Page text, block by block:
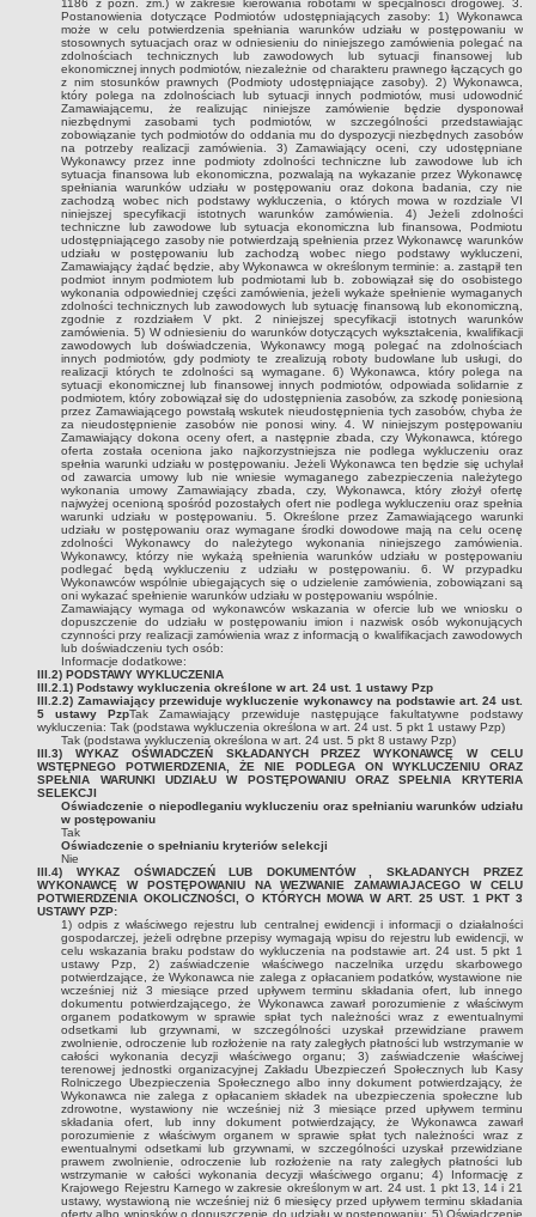
inwestycji celu publicznego
Działalność lobbingowa
Wniosek o wydanie warunków technicznych przyłączenia do sieci
wodociągowej/kanalizacyjnej
Wniosek o promesę przyłączenia do sieci
wodociągowej/kanalizacyjnej
Wniosek o dodatek węglowy
Zgłoszenie eksploatacji przydomowej oczyszczalni ścieków
Świadczenie pieniężne z tytułu pełnienia funkcji sołtysa
Deklaracja dotycząca źródeł ciepła i źródeł spalania paliw
Rolnictwo
Wniosek o przyznanie dotacji celowej na wymianę źródeł ciepła
P R Z E T A R G I
Plan postepowań o udzielenie zamówień
PRZETARGI UZP
Zapytania ofertowe
Przetargi - zbycie,dzierżawa,najem mienia komunalnego
Zamówienia Gminnego Ośrodka Pomocy Społecznej
PLANY, PROGRAMY DZIAŁANIA, REGULAMINY
Raporty o stanie gminy
Program profilaktyki i rozwiązywania problemów alkoholowych oraz
przeciwdziałania narkomanii
Strategia Rozwiązywania Problemów Społecznych na terenie Gminy
Rypin
Gminny Program Przeciwdziałania Przemocy w Rodzinie oraz
Ochrony Ofiar Przemocy w Rodzinie
Gminny Program Wspierania Rodziny na lata 2023 - 2025
Program współpracy Gminy Rypin z organizacjami pozarządowymi
oraz innymi podmiotami prowadzącymi działalność pożytku
publicznego
Regulamin utrzymania czystości i porządku na terenie gminy Rypin
Regulamin zasad i trybu nadawania i pozbawiania tytułów
,,Honorowy Obywatel Gminy Rypin' i ,,Zasłużony dla Gminy Rypin'
Regulamin dotowania demontażu i utylizacji materiałów
zawierających azbest z budynków na terenie Gminy Rypin ze
środków Gminnego Funduszu Ochrony Środowiska i Gospodarki
Wodnej
Zasady i tryb postępowania przy udzielaniu dotacji celowej osobom
fizycznym i wspólnotom mieszkaniowym nie prowadzącym
działalności gospodarczej na realizację zadań w zakresie
demontażu, transportu i unieszkodliwiania odpadów zawierających
azbes
Plan gospodarki niskoemisyjnej dla gminy Rypin
Aktualizacja założeń do planu zaopatrzenia w ciepło, energię
1186 z późn. zm.) w zakresie kierowania robotami w specjalności drogowej. 3.
Postanowienia dotyczące Podmiotów udostępniających zasoby: 1) Wykonawca
może w celu potwierdzenia spełniania warunków udziału w postępowaniu w
stosownych sytuacjach oraz w odniesieniu do niniejszego zamówienia polegać na
zdolnościach technicznych lub zawodowych lub sytuacji finansowej lub
ekonomicznej innych podmiotów, niezależnie od charakteru prawnego łączących go
z nim stosunków prawnych (Podmioty udostępniające zasoby). 2) Wykonawca,
który polega na zdolnościach lub sytuacji innych podmiotów, musi udowodnić
Zamawiającemu, że realizując niniejsze zamówienie będzie dysponował
niezbędnymi zasobami tych podmiotów, w szczególności przedstawiając
zobowiązanie tych podmiotów do oddania mu do dyspozycji niezbędnych zasobów
na potrzeby realizacji zamówienia. 3) Zamawiający oceni, czy udostępniane
Wykonawcy przez inne podmioty zdolności techniczne lub zawodowe lub ich
sytuacja finansowa lub ekonomiczna, pozwalają na wykazanie przez Wykonawcę
spełniania warunków udziału w postępowaniu oraz dokona badania, czy nie
zachodzą wobec nich podstawy wykluczenia, o których mowa w rozdziale VI
niniejszej specyfikacji istotnych warunków zamówienia. 4) Jeżeli zdolności
techniczne lub zawodowe lub sytuacja ekonomiczna lub finansowa, Podmiotu
udostępniającego zasoby nie potwierdzają spełnienia przez Wykonawcę warunków
udziału w postępowaniu lub zachodzą wobec niego podstawy wykluczeni,
Zamawiający żądać będzie, aby Wykonawca w określonym terminie: a. zastąpił ten
podmiot innym podmiotem lub podmiotami lub b. zobowiązał się do osobistego
wykonania odpowiedniej części zamówienia, jeżeli wykaże spełnienie wymaganych
zdolności technicznych lub zawodowych lub sytuację finansową lub ekonomiczną,
zgodnie z rozdziałem V pkt. 2 niniejszej specyfikacji istotnych warunków
zamówienia. 5) W odniesieniu do warunków dotyczących wykształcenia, kwalifikacji
zawodowych lub doświadczenia, Wykonawcy mogą polegać na zdolnościach
innych podmiotów, gdy podmioty te zrealizują roboty budowlane lub usługi, do
realizacji których te zdolności są wymagane. 6) Wykonawca, który polega na
sytuacji ekonomicznej lub finansowej innych podmiotów, odpowiada solidarnie z
podmiotem, który zobowiązał się do udostępnienia zasobów, za szkodę poniesioną
przez Zamawiającego powstałą wskutek nieudostępnienia tych zasobów, chyba że
za nieudostępnienie zasobów nie ponosi winy. 4. W niniejszym postępowaniu
Zamawiający dokona oceny ofert, a następnie zbada, czy Wykonawca, którego
oferta została oceniona jako najkorzystniejsza nie podlega wykluczeniu oraz
spełnia warunki udziału w postępowaniu. Jeżeli Wykonawca ten będzie się uchylał
od zawarcia umowy lub nie wniesie wymaganego zabezpieczenia należytego
wykonania umowy Zamawiający zbada, czy, Wykonawca, który złożył ofertę
najwyżej ocenioną spośród pozostałych ofert nie podlega wykluczeniu oraz spełnia
warunki udziału w postępowaniu. 5. Określone przez Zamawiającego warunki
udziału w postępowaniu oraz wymagane środki dowodowe mają na celu ocenę
zdolności Wykonawcy do należytego wykonania niniejszego zamówienia.
Wykonawcy, którzy nie wykażą spełnienia warunków udziału w postępowaniu
podlegać będą wykluczeniu z udziału w postępowaniu. 6. W przypadku
Wykonawców wspólnie ubiegających się o udzielenie zamówienia, zobowiązani są
oni wykazać spełnienie warunków udziału w postępowaniu wspólnie.
Zamawiający wymaga od wykonawców wskazania w ofercie lub we wniosku o
dopuszczenie do udziału w postępowaniu imion i nazwisk osób wykonujących
czynności przy realizacji zamówienia wraz z informacją o kwalifikacjach zawodowych
lub doświadczeniu tych osób:
Informacje dodatkowe:
III.2) PODSTAWY WYKLUCZENIA
III.2.1) Podstawy wykluczenia określone w art. 24 ust. 1 ustawy Pzp
III.2.2) Zamawiający przewiduje wykluczenie wykonawcy na podstawie art. 24 ust.
5 ustawy PzpTak Zamawiający przewiduje następujące fakultatywne podstawy
wykluczenia:Tak (podstawa wykluczenia określona w art. 24 ust. 5 pkt 1 ustawy Pzp)
Tak (podstawa wykluczenia określona w art. 24 ust. 5 pkt 8 ustawy Pzp)
III.3) WYKAZ OŚWIADCZEŃ SKŁADANYCH PRZEZ WYKONAWCĘ W CELU
WSTĘPNEGO POTWIERDZENIA, ŻE NIE PODLEGA ON WYKLUCZENIU ORAZ
SPEŁNIA WARUNKI UDZIAŁU W POSTĘPOWANIU ORAZ SPEŁNIA KRYTERIA
SELEKCJI
Oświadczenie o niepodleganiu wykluczeniu oraz spełnianiu warunków udziału
w postępowaniu
Tak
Oświadczenie o spełnianiu kryteriów selekcji
Nie
III.4) WYKAZ OŚWIADCZEŃ LUB DOKUMENTÓW , SKŁADANYCH PRZEZ
WYKONAWCĘ W POSTĘPOWANIU NA WEZWANIE ZAMAWIAJACEGO W CELU
POTWIERDZENIA OKOLICZNOŚCI, O KTÓRYCH MOWA W ART. 25 UST. 1 PKT 3
USTAWY PZP:
1) odpis z właściwego rejestru lub centralnej ewidencji i informacji o działalności
gospodarczej, jeżeli odrębne przepisy wymagają wpisu do rejestru lub ewidencji, w
celu wskazania braku podstaw do wykluczenia na podstawie art. 24 ust. 5 pkt 1
ustawy Pzp, 2) zaświadczenie właściwego naczelnika urzędu skarbowego
potwierdzające, że Wykonawca nie zalega z opłacaniem podatków, wystawione nie
wcześniej niż 3 miesiące przed upływem terminu składania ofert, lub innego
dokumentu potwierdzającego, że Wykonawca zawarł porozumienie z właściwym
organem podatkowym w sprawie spłat tych należności wraz z ewentualnymi
odsetkami lub grzywnami, w szczególności uzyskał przewidziane prawem
zwolnienie, odroczenie lub rozłożenie na raty zaległych płatności lub wstrzymanie w
całości wykonania decyzji właściwego organu; 3) zaświadczenie właściwej
terenowej jednostki organizacyjnej Zakładu Ubezpieczeń Społecznych lub Kasy
Rolniczego Ubezpieczenia Społecznego albo inny dokument potwierdzający, że
Wykonawca nie zalega z opłacaniem składek na ubezpieczenia społeczne lub
zdrowotne, wystawiony nie wcześniej niż 3 miesiące przed upływem terminu
składania ofert, lub inny dokument potwierdzający, że Wykonawca zawarł
porozumienie z właściwym organem w sprawie spłat tych należności wraz z
ewentualnymi odsetkami lub grzywnami, w szczególności uzyskał przewidziane
prawem zwolnienie, odroczenie lub rozłożenie na raty zaległych płatności lub
wstrzymanie w całości wykonania decyzji właściwego organu; 4) Informację z
Krajowego Rejestru Karnego w zakresie określonym w art. 24 ust. 1 pkt 13, 14 i 21
ustawy, wystawioną nie wcześniej niż 6 miesięcy przed upływem terminu składania
oferty albo wniosków o dopuszczenie do udziału w postępowaniu; 5) Oświadczenie